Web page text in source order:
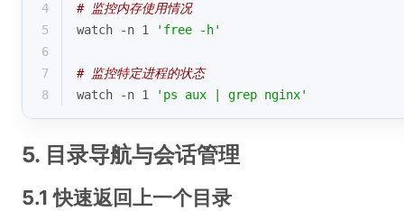
4
# 监控内存使用情况
5
watch -n 1
'free -h'
6
7
# 监控特定进程的状态
8
watch -n 1 'ps aux | grep nginx'
5. 目录导航与会话管理
5.1 快速返回上一个目录